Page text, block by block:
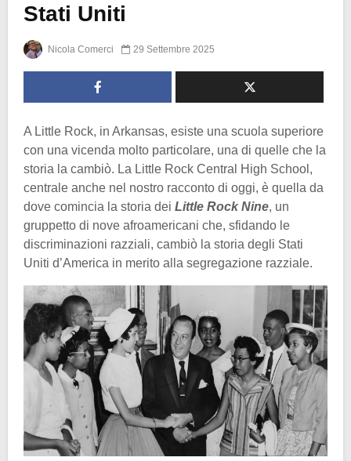
Stati Uniti
Nicola Comerci 29 Settembre 2025
A Little Rock, in Arkansas, esiste una scuola superiore
con una vicenda molto particolare, una di quelle che la
storia la cambiò. La Little Rock Central High School,
centrale anche nel nostro racconto di oggi, è quella da
dove comincia la storia dei Little Rock Nine, un
gruppetto di nove afroamericani che, sfidando le
discriminazioni razziali, cambiò la storia degli Stati
Uniti d’America in merito alla segregazione razziale.